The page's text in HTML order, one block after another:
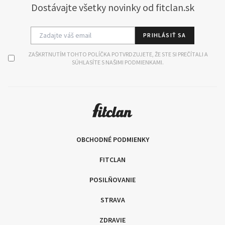
Dostávajte všetky novinky od fitclan.sk
PRIHLÁSIŤ SA
ZAŠKRTNUTÍM TOHTO POLÍČKA POTVRDZUJETE, ŽE STE SI PREČÍTALI A
SÚHLASÍTE S NAŠIMI PODMIENKAMI.
OBCHODNÉ PODMIENKY
FITCLAN
POSILŇOVANIE
STRAVA
ZDRAVIE